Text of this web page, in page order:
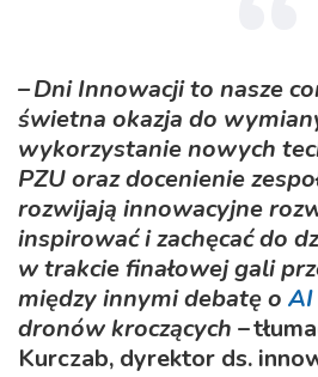
– Dni Innowacji to nasze
świetna okazja do
wykorzystanie nowych
PZU oraz docenienie
rozwijają innowacyjne
inspirować i zachęcać do
w trakcie finałowej gali
między innymi debatę o AI
dronów kroczących –
Kurczab, dyrektor ds.